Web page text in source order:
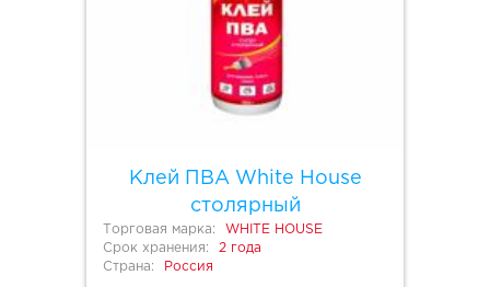
Клей ПВА White House
столярный
Торговая марка:
WHITE HOUSE
Срок хранения:
2 года
Страна:
Россия